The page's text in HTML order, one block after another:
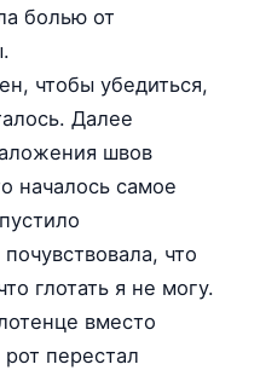
болью от
чтобы убедиться,
Далее
швов
началось самое
что
глотать я не могу.
вместо
перестал